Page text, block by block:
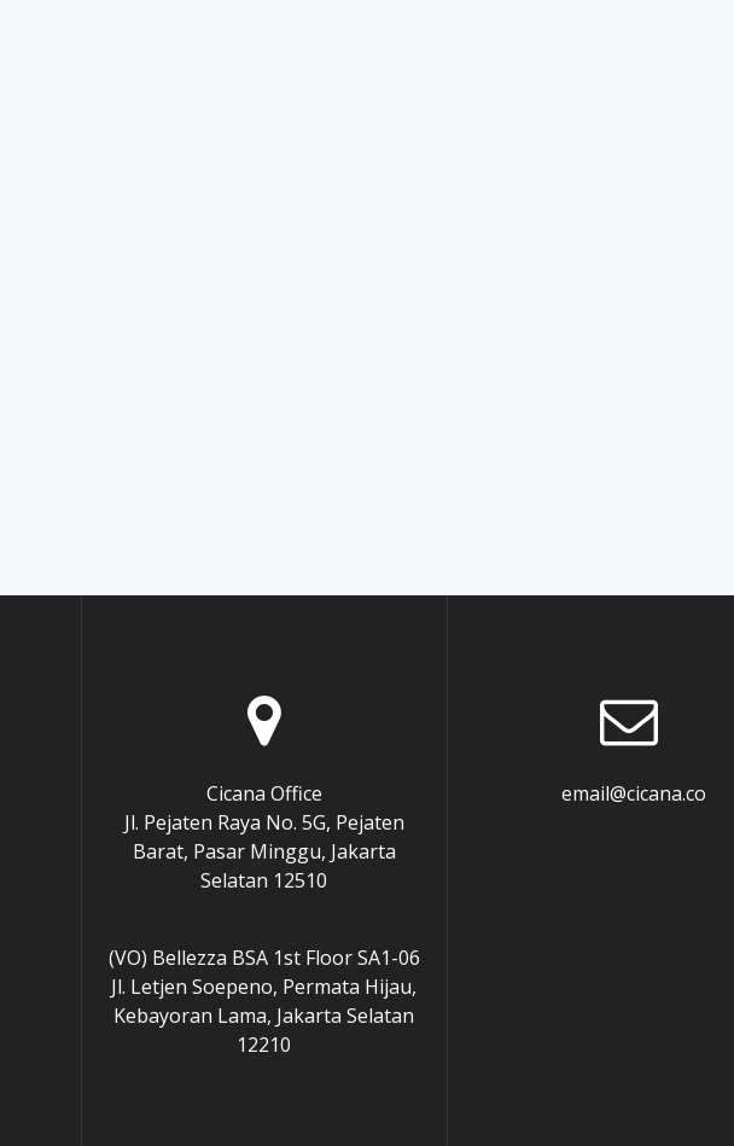
Cicana Office
Jl. Pejaten Raya No. 5G, Pejaten
Barat, Pasar Minggu, Jakarta
Selatan 12510
(VO) Bellezza BSA 1st Floor SA1-06
Jl. Letjen Soepeno, Permata Hijau,
Kebayoran Lama, Jakarta Selatan
12210
email@cicana.co